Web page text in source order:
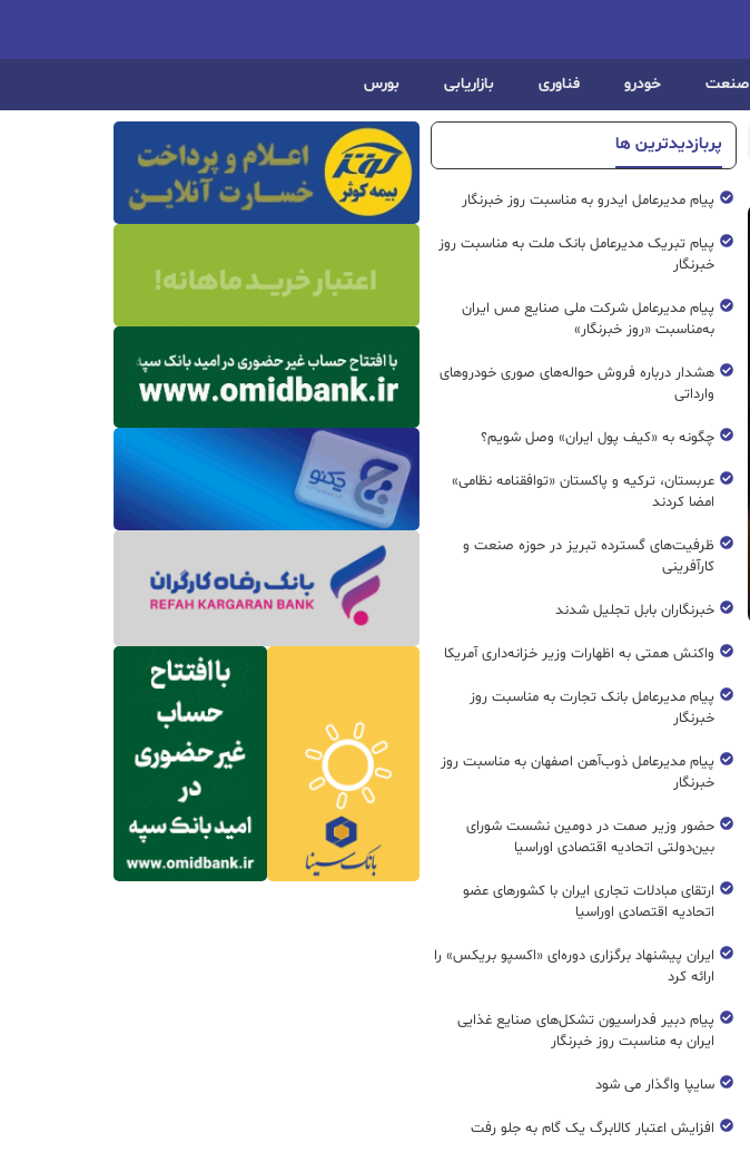
صنعت خودرو فناوری بازاریابی بورس
پربازدیدترین ها
پیام مدیرعامل ایدرو به مناسبت روز خبرنگار
پیام تبریک مدیرعامل بانک ملت به مناسبت روز
خبرنگار
پیام مدیرعامل شرکت ملی صنایع مس ایران
به‌مناسبت «روز خبرنگار»
هشدار درباره فروش حواله‌های صوری خودروهای
وارداتی
چگونه به «کیف پول ایران» وصل شویم؟
عربستان، ترکیه و پاکستان «توافقنامه نظامی»
امضا کردند
ظرفیت‌های گسترده‌ تبریز در حوزه صنعت و
کارآفرینی
خبرنگاران بابل تجلیل شدند
واکنش همتی به اظهارات وزیر خزانه‌داری آمریکا
پیام مدیرعامل بانک تجارت به مناسبت روز
خبرنگار
پیام مدیرعامل ذوب‌آهن اصفهان به مناسبت روز
خبرنگار
حضور وزیر صمت در دومین نشست شورای
بین‌دولتی اتحادیه اقتصادی اوراسیا
ارتقای مبادلات تجاری ایران با کشورهای عضو
اتحادیه اقتصادی اوراسیا
ایران پیشنهاد برگزاری دوره‌ای «اکسپو بریکس» را
ارائه کرد
پیام دبیر فدراسیون تشکل‌های صنایع غذایی
ایران به مناسبت روز خبرنگار
سایپا واگذار می شود
افزایش اعتبار کالابرگ یک گام به جلو رفت